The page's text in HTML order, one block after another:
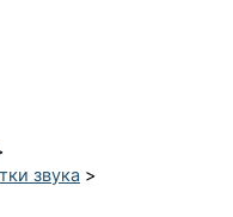
звука